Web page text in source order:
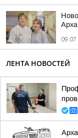
09:07
ЛЕНТА НОВОСТЕЙ